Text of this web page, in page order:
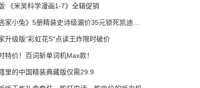
《米吴科学漫画1-7》全辑促销
升级版“彩虹花S”点读王炸限时破价
特价！百词斩单词机Max款！
里的中国精装典藏版仅需29.9